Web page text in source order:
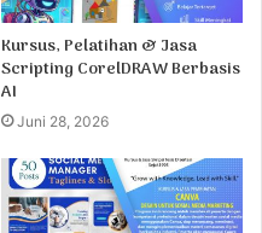
Kursus, Pelatihan & Jasa
Scripting CorelDRAW Berbasis
AI
Juni 28, 2026